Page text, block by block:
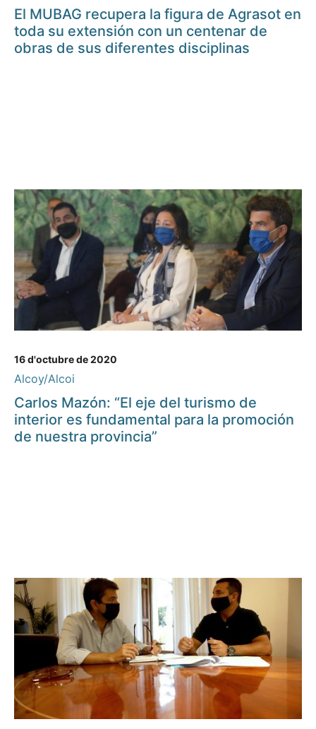
El MUBAG recupera la figura de Agrasot en
toda su extensión con un centenar de
obras de sus diferentes disciplinas
16 d'octubre de 2020
Alcoy/Alcoi
Carlos Mazón: “El eje del turismo de
interior es fundamental para la promoción
de nuestra provincia”